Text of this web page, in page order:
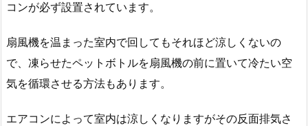
コンが必ず設置されています。
扇風機を温まった室内で回してもそれほど涼しくないの
で、凍らせたペットボトルを扇風機の前に置いて冷たい空
気を循環させる方法もあります。
エアコンによって室内は涼しくなりますがその反面排気さ